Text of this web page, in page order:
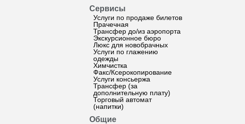
Сервисы
Услуги по продаже билетов
Прачечная
Трансфер до/из аэропорта
Экскурсионное бюро
Люкс для новобрачных
Услуги по глажению
одежды
Химчистка
Факс/Ксерокопирование
Услуги консьержа
Трансфер (за
дополнительную плату)
Торговый автомат
(напитки)
Общие